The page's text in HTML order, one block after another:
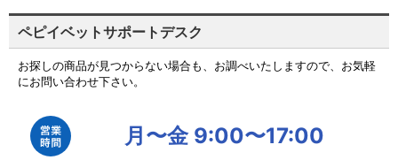
ペピイベットサポートデスク
お探しの商品が見つからない場合も、お調べいたしますので、お気軽
にお問い合わせ下さい。
月〜金 9:00〜17:00